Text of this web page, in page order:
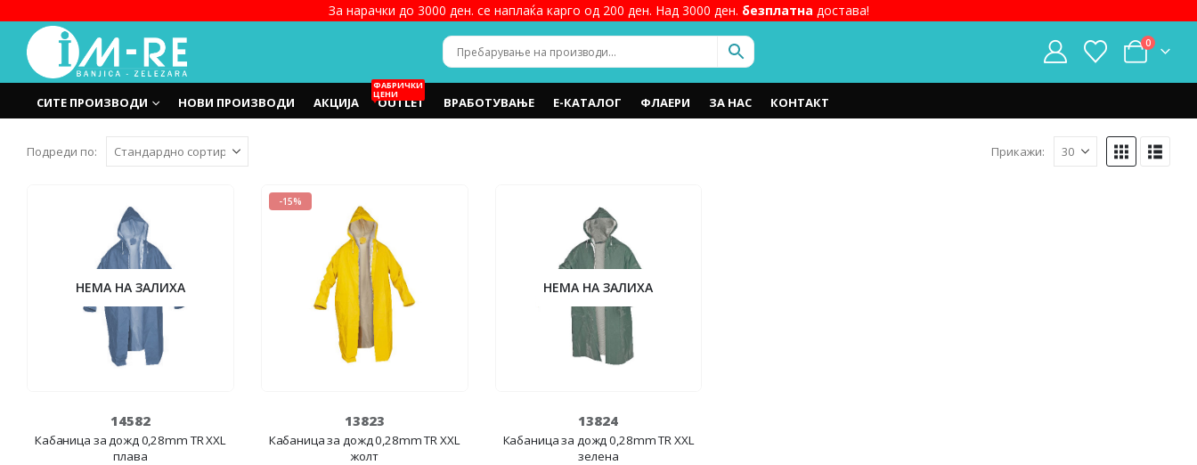
За нарачки до 3000 ден. се наплаќа карго од 200 ден. Над 3000 ден. безплатна достава!
0
СИТЕ ПРОИЗВОДИ НОВИ ПРОИЗВОДИ АКЦИЈА OUTLET
ФАБРИЧКИ
ЦЕНИ
ВРАБОТУВАЊЕ Е-КАТАЛОГ ФЛАЕРИ ЗА НАС КОНТАКТ
Подреди по: Прикажи:
НЕМА НА ЗАЛИХА
14582
Кабаница за дожд 0,28mm ТR XXL
плава
-15%
13823
Кабаница за дожд 0,28mm ТR XXL
жолт
НЕМА НА ЗАЛИХА
13824
Кабаница за дожд 0,28mm ТR XXL
зелена